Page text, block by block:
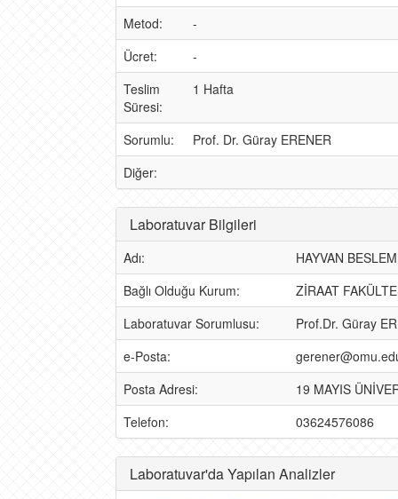
Metod:
-
Ücret:
-
Teslim
Süresi:
1 Hafta
Sorumlu:
Prof. Dr. Güray ERENER
Diğer:
Laboratuvar Bilgileri
Adı:
HAYVAN
Bağlı Olduğu Kurum:
ZİRAAT
Laboratuvar Sorumlusu:
Prof.Dr. Güray
e-Posta:
Posta Adresi:
19 MAYIS
Telefon:
03624576086
Laboratuvar'da Yapılan Analizler